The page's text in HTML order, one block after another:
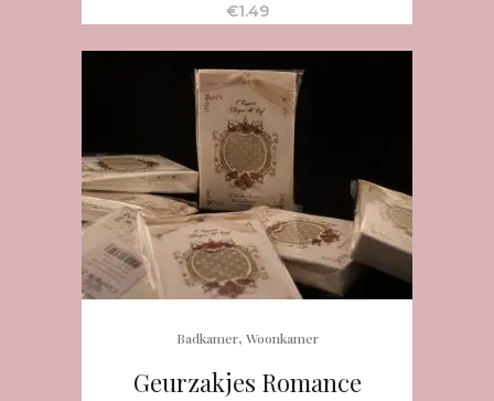
€1.49
Badkamer, Woonkamer
Geurzakjes Romance